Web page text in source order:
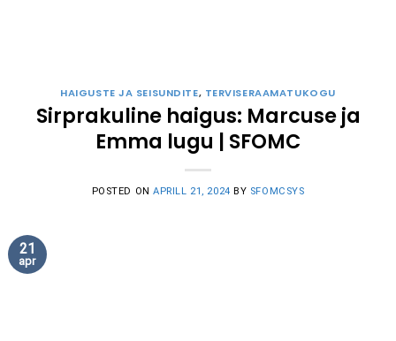
HAIGUSTE JA SEISUNDITE, TERVISERAAMATUKOGU
Sirprakuline haigus: Marcuse ja
Emma lugu | SFOMC
POSTED ONAPRILL 21, 2024 BY SFOMCSYS
21
apr